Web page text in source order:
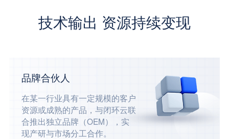
技术输出 资源持续变现
品牌合伙人
在某一行业具有一定规模的客户
资源或成熟的产品，与闭环云联
合推出独立品牌（OEM），实
现产研与市场分工合作。